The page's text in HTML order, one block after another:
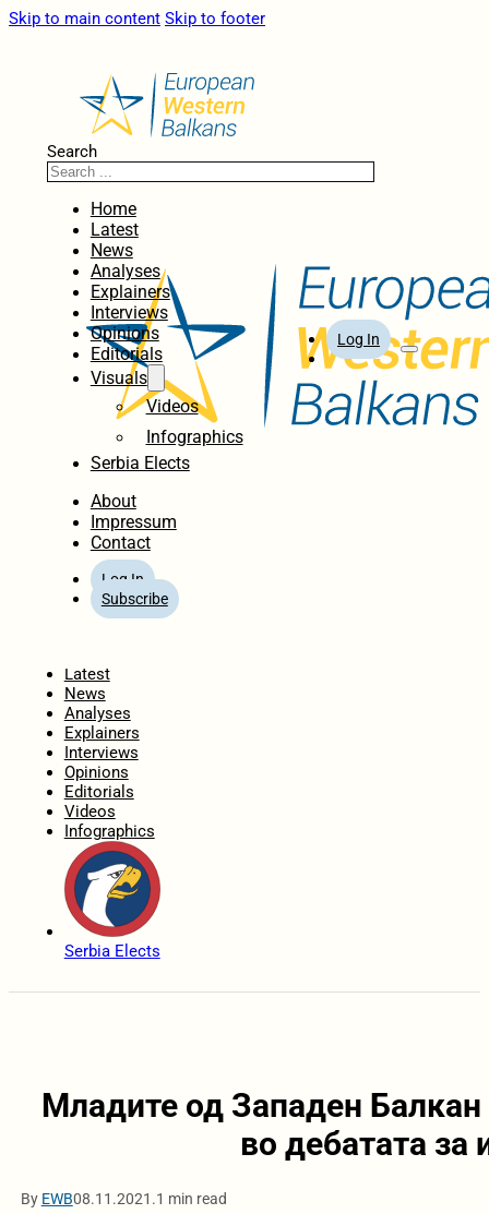
Skip to main content Skip to footer
Search
Home
Latest
News
Analyses
Explainers
Interviews
Opinions
Editorials
Visuals
Videos
Infographics
Serbia Elects
About
Impressum
Contact
Log In
Subscribe
Log In
Latest
News
Analyses
Explainers
Interviews
Opinions
Editorials
Videos
Infographics
Serbia Elects
Младите од Западен Балкан
во дебатата за
By EWB08.11.2021.1 min read